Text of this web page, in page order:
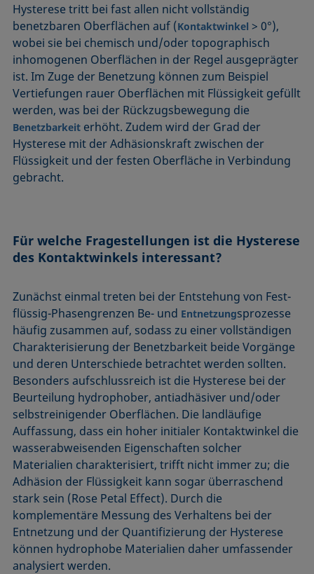
Hysterese tritt bei fast allen nicht vollständig
benetzbaren Oberflächen auf (Kontaktwinkel > 0°),
wobei sie bei chemisch und/oder topographisch
inhomogenen Oberflächen in der Regel ausgeprägter
ist. Im Zuge der Benetzung können zum Beispiel
Vertiefungen rauer Oberflächen mit Flüssigkeit gefüllt
werden, was bei der Rückzugsbewegung die
Benetzbarkeit erhöht. Zudem wird der Grad der
Hysterese mit der Adhäsionskraft zwischen der
Flüssigkeit und der festen Oberfläche in Verbindung
gebracht.
Für welche Fragestellungen ist die Hysterese
des Kontaktwinkels interessant?
Zunächst einmal treten bei der Entstehung von Fest-
flüssig-Phasengrenzen Be- und Entnetzungsprozesse
häufig zusammen auf, sodass zu einer vollständigen
Charakterisierung der Benetzbarkeit beide Vorgänge
und deren Unterschiede betrachtet werden sollten.
Besonders aufschlussreich ist die Hysterese bei der
Beurteilung hydrophober, antiadhäsiver und/oder
selbstreinigender Oberflächen. Die landläufige
Auffassung, dass ein hoher initialer Kontaktwinkel die
wasserabweisenden Eigenschaften solcher
Materialien charakterisiert, trifft nicht immer zu; die
Adhäsion der Flüssigkeit kann sogar überraschend
stark sein (Rose Petal Effect). Durch die
komplementäre Messung des Verhaltens bei der
Entnetzung und der Quantifizierung der Hysterese
können hydrophobe Materialien daher umfassender
analysiert werden.